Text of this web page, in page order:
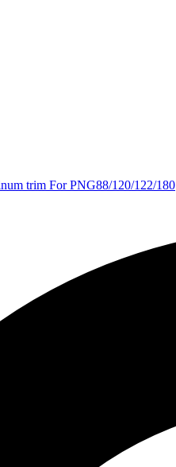
trim For PNG88/120/122/180